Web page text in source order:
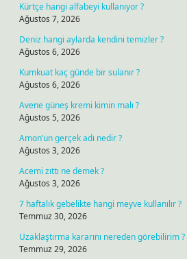
Kürtçe hangi alfabeyi kullanıyor ?
Ağustos 7, 2026
Deniz hangi aylarda kendini temizler ?
Ağustos 6, 2026
Kumkuat kaç günde bir sulanır ?
Ağustos 6, 2026
Avene güneş kremi kimin malı ?
Ağustos 5, 2026
Amon’un gerçek adı nedir ?
Ağustos 3, 2026
Acemi zıttı ne demek ?
Ağustos 3, 2026
7 haftalık gebelikte hangi meyve kullanılır ?
Temmuz 30, 2026
Uzaklaştırma kararını nereden görebilirim ?
Temmuz 29, 2026